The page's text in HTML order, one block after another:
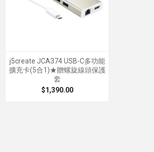
j5create JCA374 USB-C多功能
擴充卡(5合1)★贈螺旋線頭保護
套
$1,390.00